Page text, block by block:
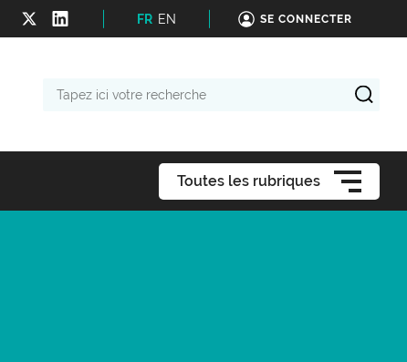
FR EN SE CONNECTER
Toutes les rubriques